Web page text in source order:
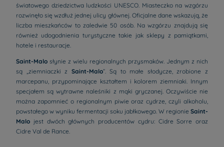
światowego dziedzictwa ludzkości UNESCO. Miasteczko na wzgórzu
rozwinęło się wzdłuż jednej ulicy głównej. Oficjalne dane wskazują, że
liczba mieszkańców to zaledwie 50 osób. Na wzgórzu znajdują się
również udogodnienia turystyczne takie jak sklepy z pamiątkami,
hotele i restauracje.
Saint-Malo słynie z wielu regionalnych przysmaków. Jednym z nich
są „ziemniaczki z Saint-Malo”. Są to małe słodycze, zrobione z
marcepanu, przypominające kształtem i kolorem ziemniaki. Innym
specjałem są wytrawne naleśniki z mąki gryczanej. Oczywiście nie
można zapomnieć o regionalnym piwie oraz cydrze, czyli alkoholu,
powstałego w wyniku fermentacji soku jabłkowego. W regionie Saint-
Malo jest dwóch głównych producentów cydru: Cidre Sorre oraz
Cidre Val de Rance.